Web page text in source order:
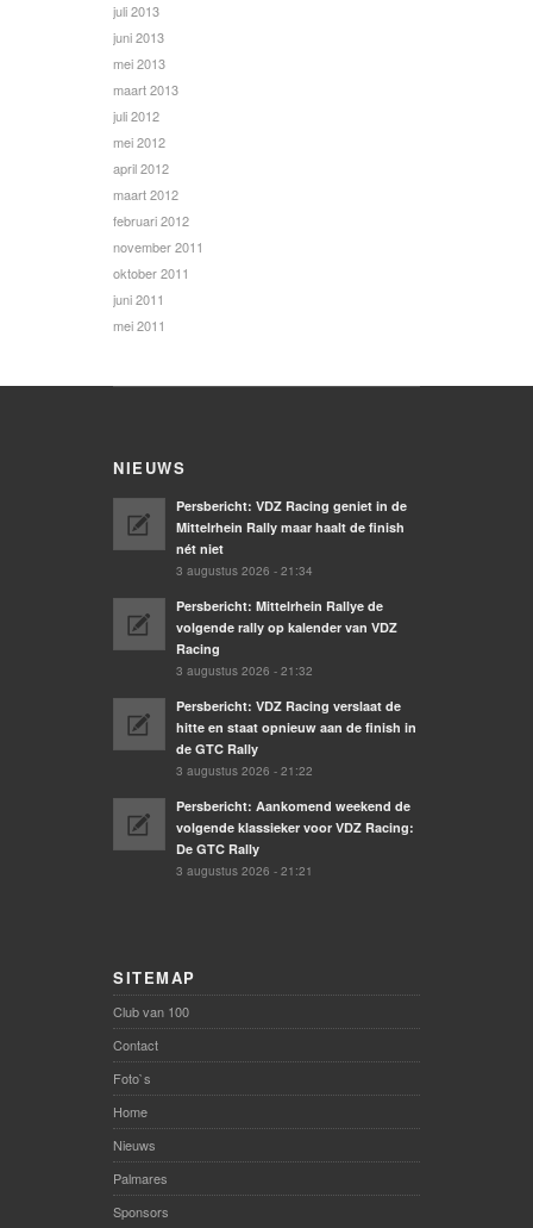
juli 2013
juni 2013
mei 2013
maart 2013
juli 2012
mei 2012
april 2012
maart 2012
februari 2012
november 2011
oktober 2011
juni 2011
mei 2011
NIEUWS
Persbericht: VDZ Racing geniet in de
Mittelrhein Rally maar haalt de finish
nét niet
3 augustus 2026 - 21:34
Persbericht: Mittelrhein Rallye de
volgende rally op kalender van VDZ
Racing
3 augustus 2026 - 21:32
Persbericht: VDZ Racing verslaat de
hitte en staat opnieuw aan de finish in
de GTC Rally
3 augustus 2026 - 21:22
Persbericht: Aankomend weekend de
volgende klassieker voor VDZ Racing:
De GTC Rally
3 augustus 2026 - 21:21
SITEMAP
Club van 100
Contact
Foto`s
Home
Nieuws
Palmares
Sponsors